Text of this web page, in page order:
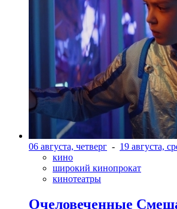
06 августа, четверг - 19 августа,
кино
широкий кинопрокат
кинотеатры
Очеловеченные